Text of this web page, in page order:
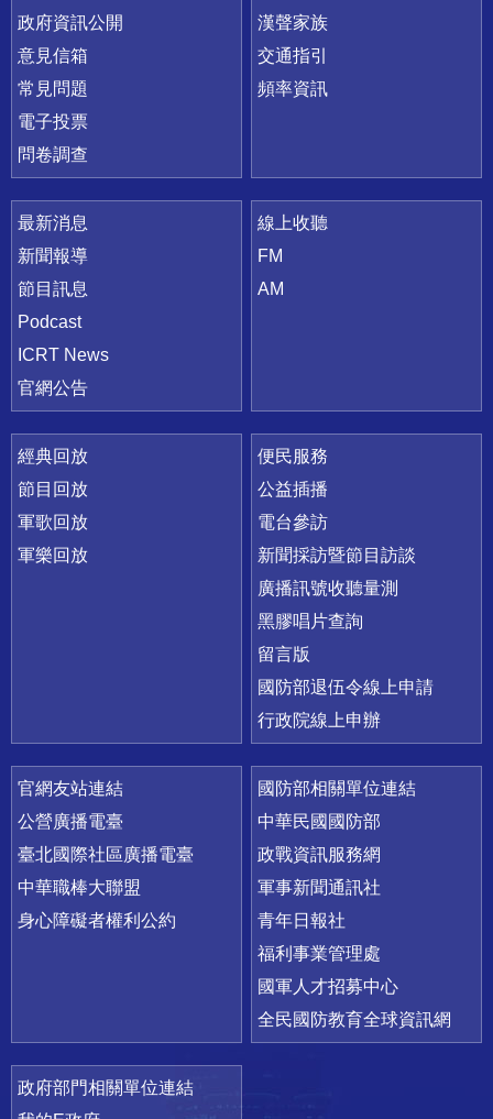
政府資訊公開
意見信箱
常見問題
電子投票
問卷調查
漢聲家族
交通指引
頻率資訊
最新消息
新聞報導
節目訊息
Podcast
ICRT News
官網公告
線上收聽
FM
AM
經典回放
節目回放
軍歌回放
軍樂回放
便民服務
公益插播
電台參訪
新聞採訪暨節目訪談
廣播訊號收聽量測
黑膠唱片查詢
留言版
國防部退伍令線上申請
行政院線上申辦
官網友站連結
公營廣播電臺
臺北國際社區廣播電臺
中華職棒大聯盟
身心障礙者權利公約
國防部相關單位連結
中華民國國防部
政戰資訊服務網
軍事新聞通訊社
青年日報社
福利事業管理處
國軍人才招募中心
全民國防教育全球資訊網
政府部門相關單位連結